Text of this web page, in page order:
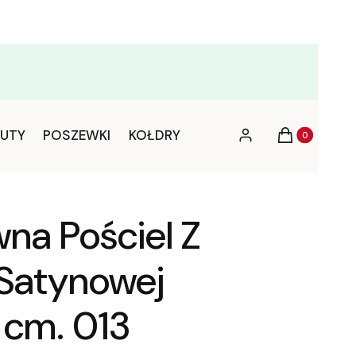
POSZEWKI KOŁDRY Zaloguj sięProdukty w
Koszyk
Pościel Z
013